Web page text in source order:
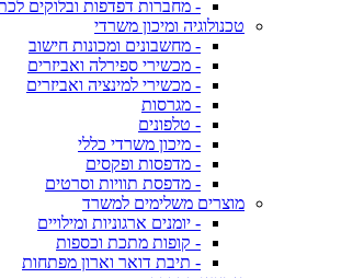
- מחברות דפדפות ובלוקים
טכנולוגיה ומיכון משרדי
- מחשבונים ומכונות חישוב
- מכשירי ספירלה ואביזרים
- מכשירי למינציה ואביזרים
- מגרסות
- טלפונים
- מיכון משרדי כללי
- מדפסות ופקסים
- מדפסת תוויות וסרטים
מוצרים משלימים למשרד
- יומנים ארגוניות ומילויים
- קופות מתכת וכספות
- תיבת דואר וארון מפתחות